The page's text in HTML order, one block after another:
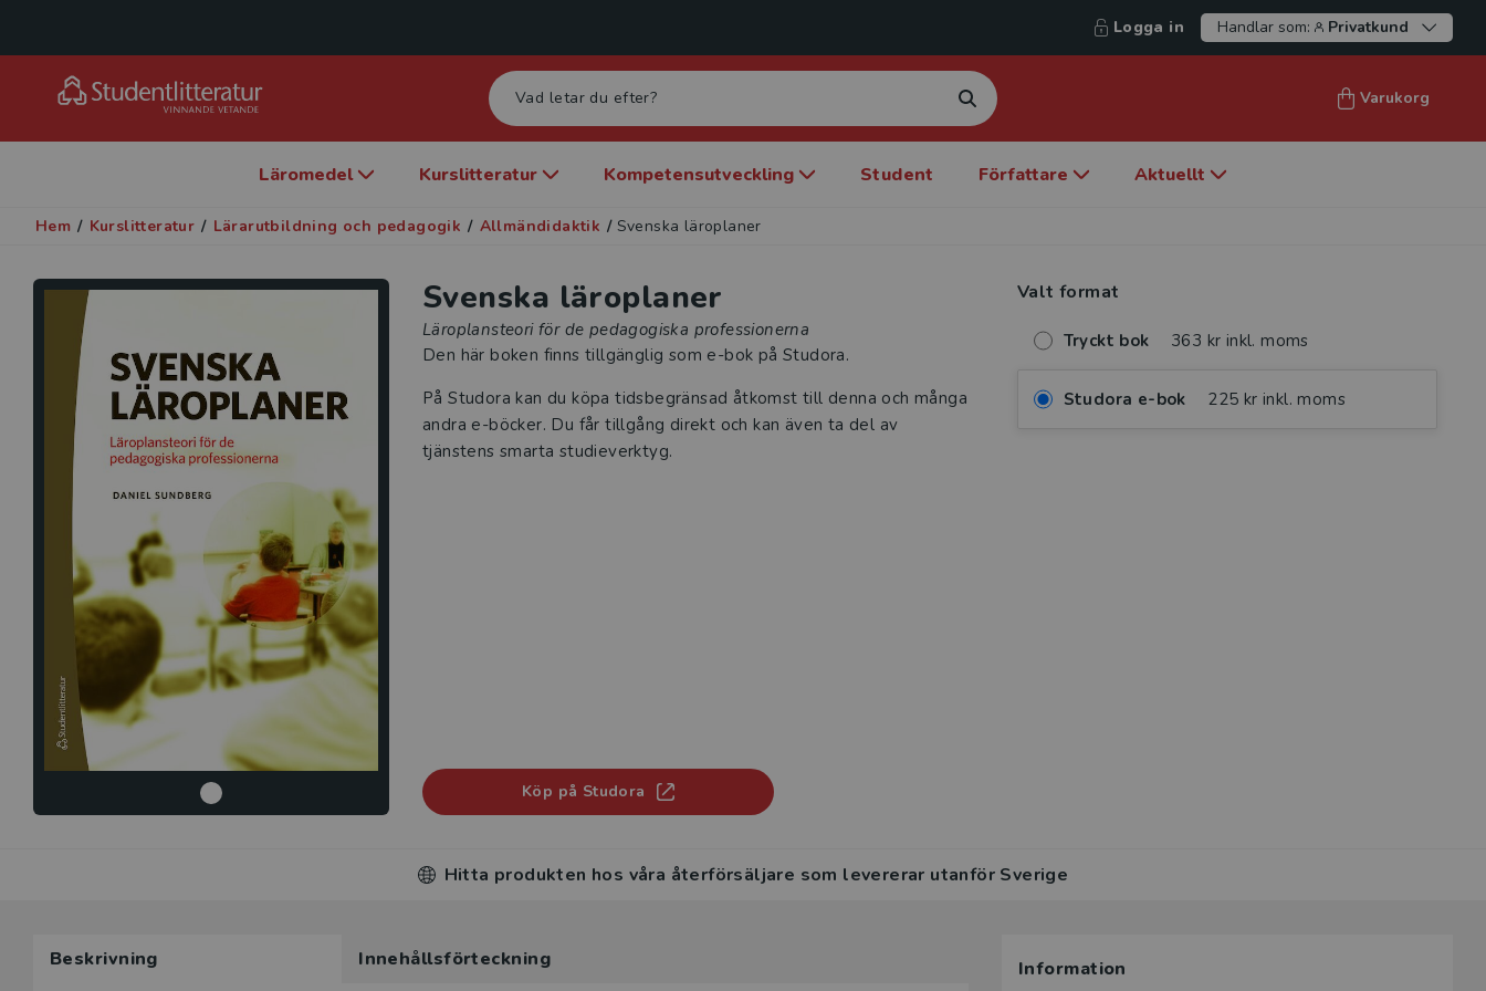
Logga in Handlar som: Privatkund
Varukorg
Läromedel Kurslitteratur Kompetensutveckling Student Författare Aktuellt
Hem / Kurslitteratur / Lärarutbildning och pedagogik / Allmändidaktik / Svenska läroplaner
Svenska läroplaner
Läroplansteori för de pedagogiska professionerna
Den här boken finns tillgänglig som e-bok på Studora.
På Studora kan du köpa tidsbegränsad åtkomst till denna och många
andra e-böcker. Du får tillgång direkt och kan även ta del av
tjänstens smarta studieverktyg.
Köp på Studora
Valt format
Tryckt bok 363 kr inkl. moms
Studora e-bok 225 kr inkl. moms
Hitta produkten hos våra återförsäljare som levererar utanför Sverige
Beskrivning Innehållsförteckning Information